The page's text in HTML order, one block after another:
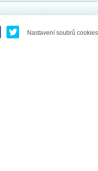
Nastavení soubrů cookies